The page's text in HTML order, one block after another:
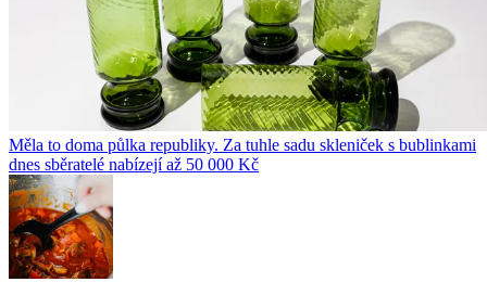
Měla to doma půlka republiky. Za tuhle sadu skleniček s bublinkami
dnes sběratelé nabízejí až 50 000 Kč